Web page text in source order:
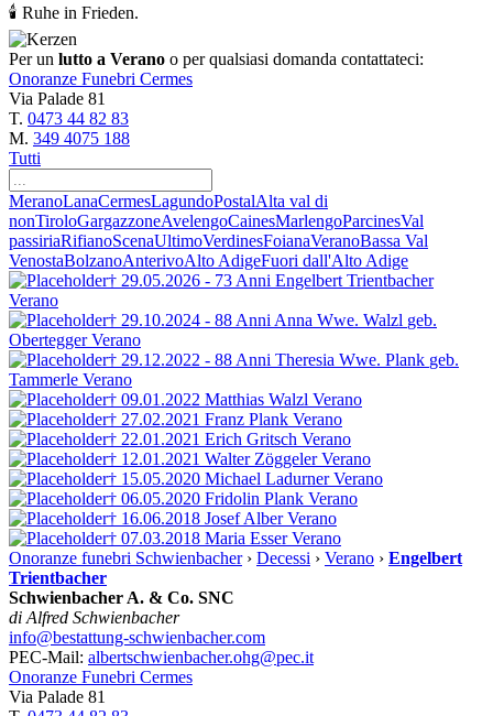
🕯 Ruhe in Frieden.
Per un lutto a Verano o per qualsiasi domanda contattateci:
Onoranze Funebri Cermes
Via Palade 81
T. 0473 44 82 83
M. 349 4075 188
Tutti
MeranoLanaCermesLagundoPostalAlta val di
nonTiroloGargazzoneAvelengoCainesMarlengoParcinesVal
passiriaRifianoScenaUltimoVerdinesFoianaVeranoBassa Val
VenostaBolzanoAnterivoAlto AdigeFuori dall'Alto Adige
† 29.05.2026 - 73 Anni Engelbert Trientbacher
Verano
† 29.10.2024 - 88 Anni Anna Wwe. Walzl geb.
OberteggerVerano
† 29.12.2022 - 88 Anni Theresia Wwe. Plank geb.
Tammerle Verano
† 09.01.2022 Matthias Walzl Verano
† 27.02.2021 Franz Plank Verano
† 22.01.2021 Erich Gritsch Verano
† 12.01.2021 Walter ZöggelerVerano
† 15.05.2020 Michael LadurnerVerano
† 06.05.2020 Fridolin Plank Verano
† 16.06.2018 Josef AlberVerano
† 07.03.2018 Maria EsserVerano
Onoranze funebri Schwienbacher› Decessi › Verano › Engelbert
Trientbacher
Schwienbacher A. & Co. SNC
di Alfred Schwienbacher
info@bestattung-schwienbacher.com
PEC-Mail: albertschwienbacher.ohg@pec.it
Onoranze Funebri Cermes
Via Palade 81